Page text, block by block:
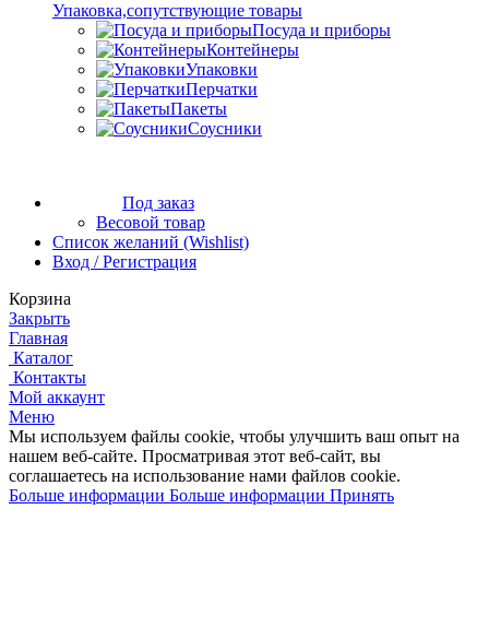
Упаковка,сопутствующие товары
Посуда и приборы
Контейнеры
Упаковки
Перчатки
Пакеты
Соусники
Под заказ
Весовой товар
Список желаний (Wishlist)
Вход / Регистрация
Корзина
Закрыть
Главная
Каталог
Контакты
Мой аккаунт
Меню
Мы используем файлы cookie, чтобы улучшить ваш опыт на
нашем веб-сайте. Просматривая этот веб-сайт, вы
соглашаетесь на использование нами файлов cookie.
Больше информации Больше информации Принять